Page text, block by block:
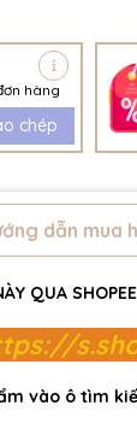
hàng
chép
dẫn mua
QUA
vào ô tìm